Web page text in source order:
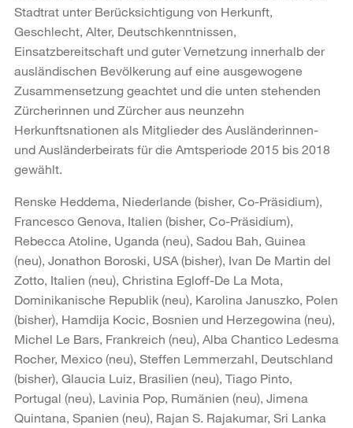
Stadtrat unter Berücksichtigung von Herkunft,
Geschlecht, Alter, Deutschkenntnissen,
Einsatzbereitschaft und guter Vernetzung innerhalb der
ausländischen Bevölkerung auf eine ausgewogene
Zusammensetzung geachtet und die unten stehenden
Zürcherinnen und Zürcher aus neunzehn
Herkunftsnationen als Mitglieder des Ausländerinnen-
und Ausländerbeirats für die Amtsperiode 2015 bis 2018
gewählt.
Renske Heddema, Niederlande (bisher, Co-Präsidium),
Francesco Genova, Italien (bisher, Co-Präsidium),
Rebecca Atoline, Uganda (neu), Sadou Bah, Guinea
(neu), Jonathon Boroski, USA (bisher), Ivan De Martin del
Zotto, Italien (neu), Christina Egloff-De La Mota,
Dominikanische Republik (neu), Karolina Januszko, Polen
(bisher), Hamdija Kocic, Bosnien und Herzegowina (neu),
Michel Le Bars, Frankreich (neu), Alba Chantico Ledesma
Rocher, Mexico (neu), Steffen Lemmerzahl, Deutschland
(bisher), Glaucia Luiz, Brasilien (neu), Tiago Pinto,
Portugal (neu), Lavinia Pop, Rumänien (neu), Jimena
Quintana, Spanien (neu), Rajan S. Rajakumar, Sri Lanka